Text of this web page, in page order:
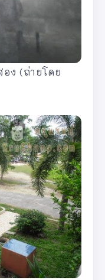
ง (ถ่ายโดย